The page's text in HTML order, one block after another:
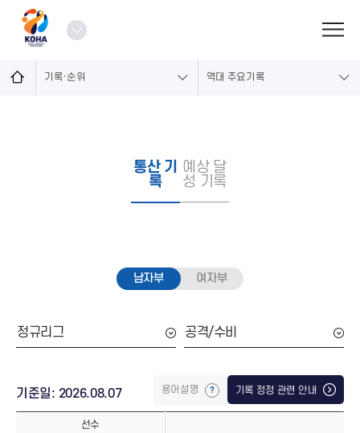
열
기록·순위 역대 주요기록
통산 기
록
예상 달
성 기록
남자부 여자부
기준일: 2026.08.07 기록 정정 관련 안내
용어설명
선수